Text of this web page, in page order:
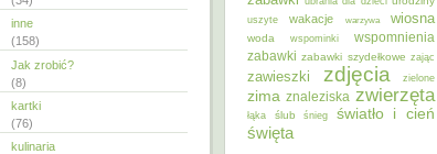
inne
(158)
Jak zrobić?
(8)
kartki
(76)
kulinaria
uszyte wakacje warzywa wiosna
woda wspominki
wspomnienia
zabawki zabawki szydełkowe zając
zawieszki zdjęcia zielone
zima znaleziska zwierzęta
łąka ślub śnieg światło i cień
święta